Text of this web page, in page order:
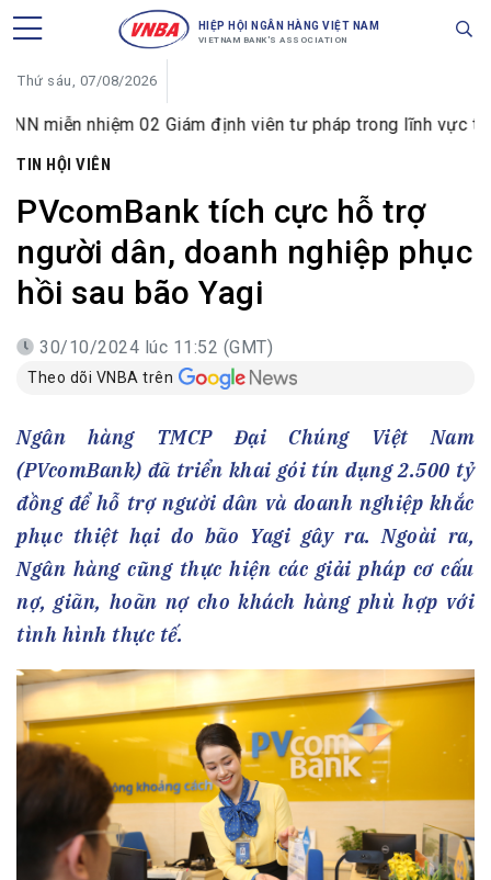
HIỆP HỘI NGÂN HÀNG VIỆT NAM
VIETNAM BANK'S ASSOCIATION
Thứ sáu, 07/08/2026
nhiệm 02 Giám định viên tư pháp trong lĩnh vực tiền tệ và
TIN HỘI VIÊN
PVcomBank tích cực hỗ trợ
người dân, doanh nghiệp phục
hồi sau bão Yagi
30/10/2024 lúc 11:52 (GMT)
Theo dõi VNBA trên
Ngân hàng TMCP Đại Chúng Việt Nam
(PVcomBank) đã triển khai gói tín dụng 2.500 tỷ
đồng để hỗ trợ người dân và doanh nghiệp khắc
phục thiệt hại do bão Yagi gây ra. Ngoài ra,
Ngân hàng cũng thực hiện các giải pháp cơ cấu
nợ, giãn, hoãn nợ cho khách hàng phù hợp với
tình hình thực tế.